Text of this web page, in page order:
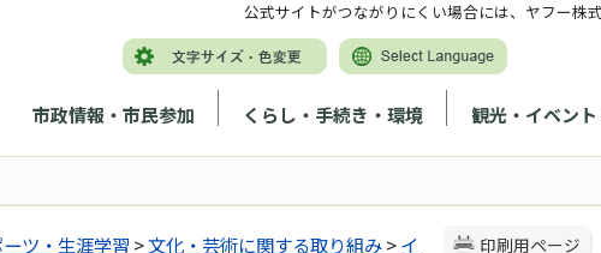
市政情報・市民参加 くらし・手続き・環境 観光・イベン
公式サイトがつながりにくい場合には、ヤフー株
印刷用ページ
ツ・生涯学習 >文化・芸術に関する取り組み>イ